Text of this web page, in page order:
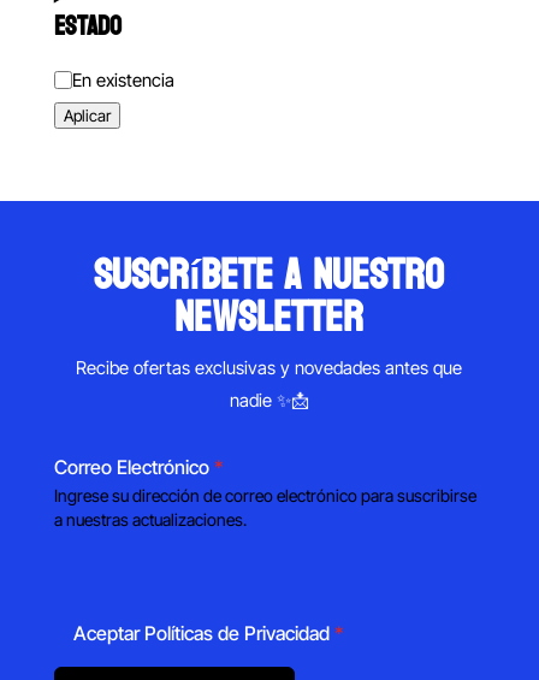
ESTADO
Estado
En existencia
Aplicar
suscríbete a nuestro
newsletter
Recibe ofertas exclusivas y novedades antes que
nadie ✨📩
Correo Electrónico *
Ingrese su dirección de correo electrónico para suscribirse
a nuestras actualizaciones.
Aceptar Políticas de Privacidad *